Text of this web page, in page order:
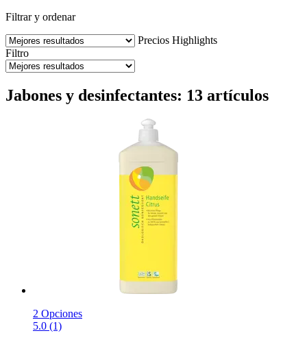
Filtrar y ordenar
Precios Highlights
Filtro
Jabones y desinfectantes: 13 artículos
2 Opciones
5.0 (1)